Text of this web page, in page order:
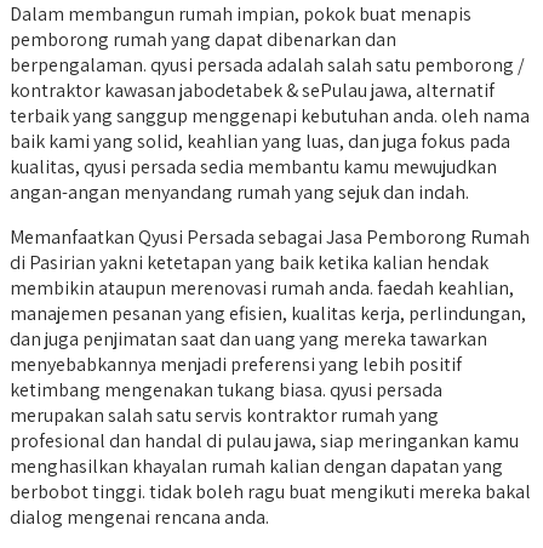
Dalam membangun rumah impian, pokok buat menapis
pemborong rumah yang dapat dibenarkan dan
berpengalaman. qyusi persada adalah salah satu pemborong /
kontraktor kawasan jabodetabek & sePulau jawa, alternatif
terbaik yang sanggup menggenapi kebutuhan anda. oleh nama
baik kami yang solid, keahlian yang luas, dan juga fokus pada
kualitas, qyusi persada sedia membantu kamu mewujudkan
angan-angan menyandang rumah yang sejuk dan indah.
Memanfaatkan Qyusi Persada sebagai Jasa Pemborong Rumah
di Pasirian yakni ketetapan yang baik ketika kalian hendak
membikin ataupun merenovasi rumah anda. faedah keahlian,
manajemen pesanan yang efisien, kualitas kerja, perlindungan,
dan juga penjimatan saat dan uang yang mereka tawarkan
menyebabkannya menjadi preferensi yang lebih positif
ketimbang mengenakan tukang biasa. qyusi persada
merupakan salah satu servis kontraktor rumah yang
profesional dan handal di pulau jawa, siap meringankan kamu
menghasilkan khayalan rumah kalian dengan dapatan yang
berbobot tinggi. tidak boleh ragu buat mengikuti mereka bakal
dialog mengenai rencana anda.